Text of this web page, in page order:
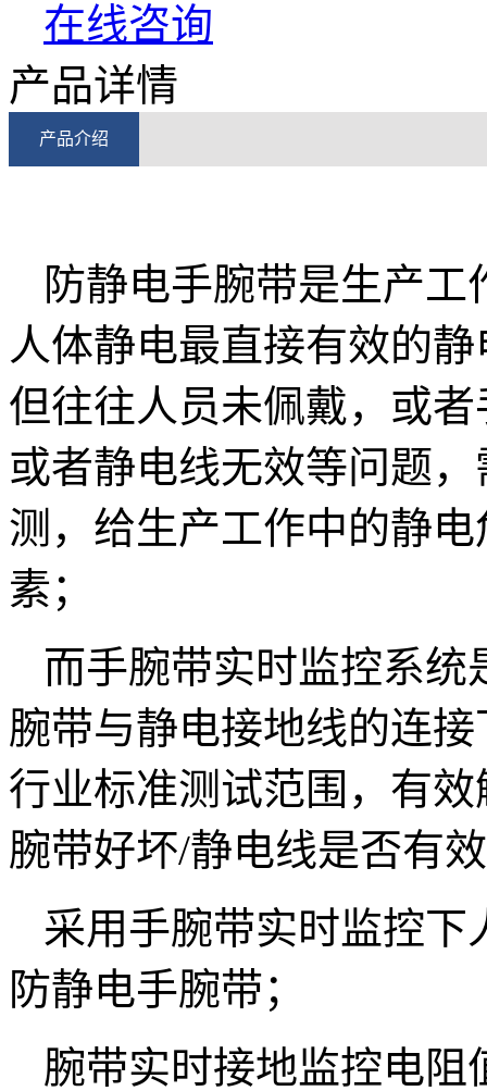
在线咨询
产品详情
产品介绍
防静电手腕带是生产工
人体静电最直接有效的
但往往人员未佩戴，或
或者静电线无效等问题
测，给生产工作中的静
素；
而手腕带实时监控系
腕带与静电接地线的连
行业标准测试范围，有
腕带好坏/静电线是否有
采用手腕带实时监控
防静电手腕带；
腕带实时接地监控电